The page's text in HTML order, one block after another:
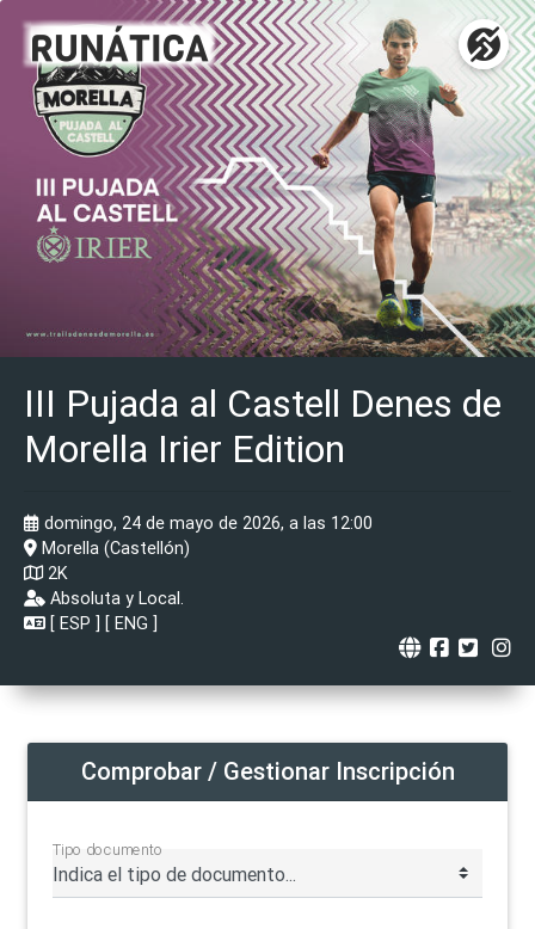
III Pujada al Castell Denes de
Morella Irier Edition
domingo, 24 de mayo de 2026, a las 12:00
Morella (Castellón)
2K
Absoluta y Local.
[ ESP ] [ ENG ]
Comprobar / Gestionar Inscripción
Tipo documento